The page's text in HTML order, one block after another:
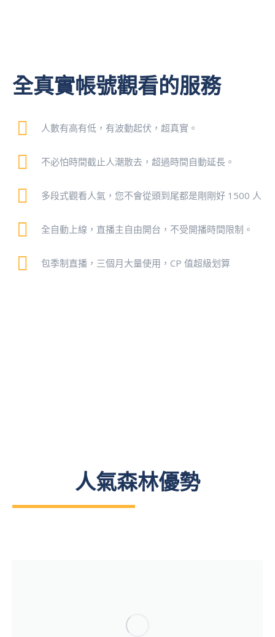
全真實帳號觀看的服務
人數有高有低，有波動起伏，超真實。
不必怕時間截止人潮散去，超過時間自動延長。
多段式觀看人氣，您不會從頭到尾都是剛剛好 1500 人
全自動上線，直播主自由開台，不受開播時間限制。
包季制直播，三個月大量使用，CP 值超級划算
人氣森林優勢